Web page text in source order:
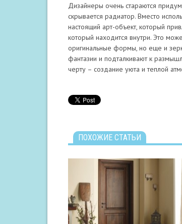
Дизайнеры очень стараются
скрывается радиатор. Вместо
настоящий арт-объект, который
который находится внутри. Это
оригинальные формы, но еще и
фантазии и подталкивают к
черту – создание уюта и теплой
ПОХОЖИЕ СТАТЬИ